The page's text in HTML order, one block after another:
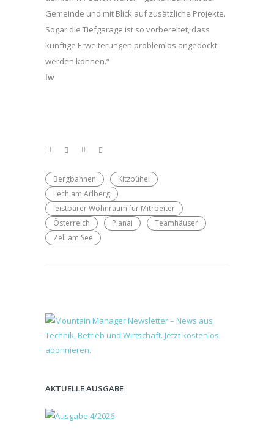
Gemeinde und mit Blick auf zusätzliche Projekte.
Sogar die Tiefgarage ist so vorbereitet, dass
künftige Erweiterungen problemlos angedockt
werden können.“
lw
Bergbahnen
Kitzbühel
Lech am Arlberg
leistbarer Wohnraum für Mitrbeiter
Österreich
Planai
Teamhäuser
Zell am See
AKTUELLE AUSGABE